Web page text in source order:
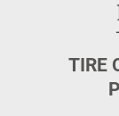
TIRE